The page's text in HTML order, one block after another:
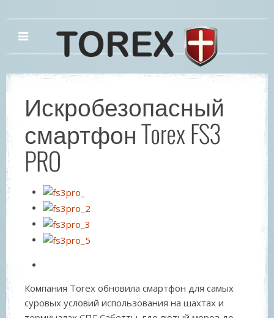
Искробезопасный
смартфон Torex FS3
PRO
Компания Torex обновила смартфон для самых
суровых условий использования на шахтах и